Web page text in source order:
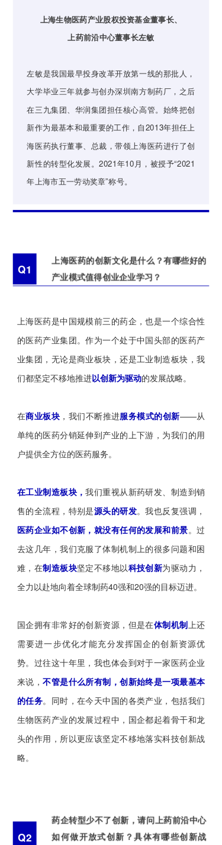
上海生物医药产业股权投资基金董事长、
上药前沿中心董事长左敏
左敏是我国最早投身改革开放第一线的那批人，
大学毕业三年就参与创办深圳南方制药厂，之后
在三九集团、华润集团担任核心高管。始终把创
新作为最基本和最重要的工作，自2013年担任上
海医药执行董事、总裁，带领上海医药进行了创
新性的转型化发展。2021年10月，被授予“2021
年上海市五一劳动奖章”称号。
Q1
上海医药的创新文化是什么？有哪些好的
产业模式值得创业企业学习？
上海医药是中国规模前三的药企，也是一个综合性
的医药产业集团。作为一个处于中国头部的医药产
业集团，无论是商业板块，还是工业制造板块，我
们都坚定不移地推进以创新为驱动的发展战略。
在商业板块 ，我们不断推进服务模式的创新——从
单纯的医药分销延伸到产业的上下游，为我们的用
户提供全方位的医药服务。
在工业制造板块，我们重视从新药研发、制造到销
售的全流程，特别是源头的研发。我也反复强调，
医药企业如不创新，就没有任何的发展和前景。过
去这几年，我们克服了体制机制上的很多问题和困
难，在制造板块坚定不移地以科技创新为驱动力，
全力以赴地向着全球制药40强和20强的目标迈进。
国企拥有非常好的创新资源，但是在体制机制上还
需要进一步优化才能充分发挥国企的创新资源优
势。过往这十年里，我也体会到对于一家医药企业
来说，不管是什么所有制，创新始终是一项最基本
的任务。同时，在今天中国的各类产业，包括我们
生物医药产业的发展过程中，国企都起着骨干和龙
头的作用，所以更应该坚定不移地落实科技创新战
略。
Q2
药企转型少不了创新，请问上药前沿中心
如何做开放式创新？具体有哪些创新战